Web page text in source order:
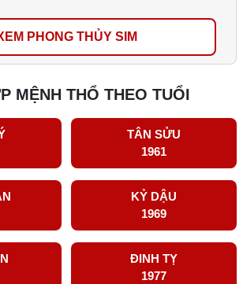
XEM PHONG THỦY SIM
MỆNH THỔ THEO TUỔI
TÂN SỬU
1961
KỶ DẬU
1969
ĐINH TỴ
1977